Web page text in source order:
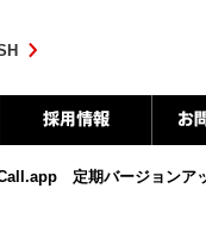
定期バージョンア